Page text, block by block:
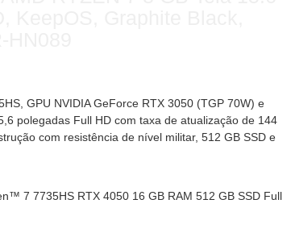
GPU NVIDIA GeForce RTX 3050 (TGP 70W) e
polegadas Full HD com taxa de atualização de 144
com resistência de nível militar, 512 GB SSD e